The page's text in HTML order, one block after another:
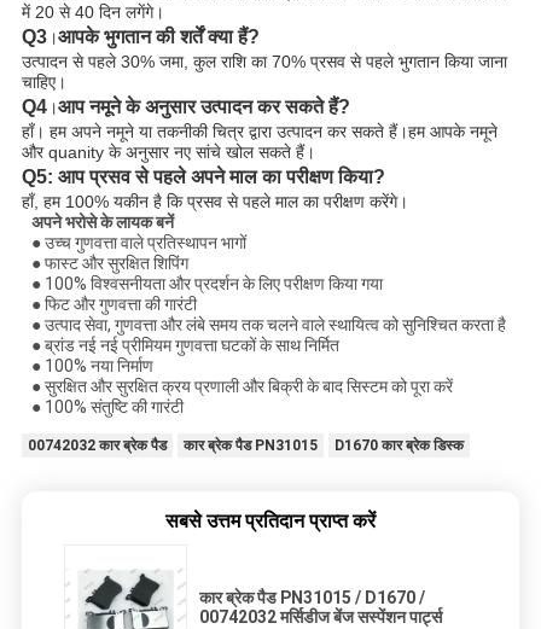
में 20 से 40 दिन लगेंगे।
Q3।आपके भुगतान की शर्तें क्या हैं?
उत्पादन से पहले 30% जमा, कुल राशि का 70% प्रसव से पहले भुगतान किया जाना
चाहिए।
Q4।आप नमूने के अनुसार उत्पादन कर सकते हैं?
हाँ। हम अपने नमूने या तकनीकी चित्र द्वारा उत्पादन कर सकते हैं।हम आपके नमूने
और quanity के अनुसार नए सांचे खोल सकते हैं।
Q5: आप प्रसव से पहले अपने माल का परीक्षण किया?
हाँ, हम 100% यकीन है कि प्रसव से पहले माल का परीक्षण करेंगे।
अपने भरोसे के लायक बनें
● उच्च गुणवत्ता वाले प्रतिस्थापन भागों
● फास्ट और सुरक्षित शिपिंग
● 100% विश्वसनीयता और प्रदर्शन के लिए परीक्षण किया गया
● फिट और गुणवत्ता की गारंटी
● उत्पाद सेवा, गुणवत्ता और लंबे समय तक चलने वाले स्थायित्व को सुनिश्चित करता है
● ब्रांड नई नई प्रीमियम गुणवत्ता घटकों के साथ निर्मित
● 100% नया निर्माण
● सुरक्षित और सुरक्षित क्रय प्रणाली और बिक्री के बाद सिस्टम को पूरा करें
● 100% संतुष्टि की गारंटी
00742032 कार ब्रेक पैड कार ब्रेक पैड PN31015 D1670 कार ब्रेक डिस्क
सबसे उत्तम प्रतिदान प्राप्त करें
कार ब्रेक पैड PN31015 / D1670 /
00742032 मर्सिडीज बेंज सस्पेंशन पार्ट्स